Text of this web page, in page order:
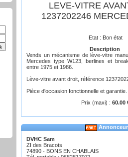
LEVE-VITRE
1237202246
Etat : Bon état
Description
Vends un mécanisme de lève-vitre
Mercedes type W123, berlines et
entre 1975 et 1986.
Lève-vitre avant droit, référence
Pièce d'occasion fonctionnelle et garantie.
Prix (maxi) : 60.00
Annonceur
DVHC Sam
ZI des Bracots
74890 - BONS EN CHABLAIS